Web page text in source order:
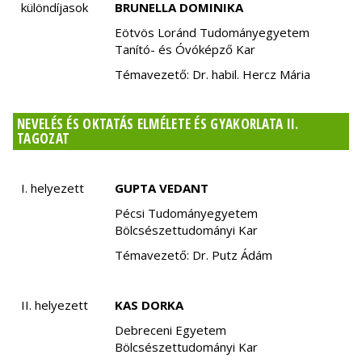
különdíjasok
BRUNELLA DOMINIKA
Eötvös Loránd Tudományegyetem
Tanító- és Óvóképző Kar
Témavezető: Dr. habil. Hercz Mária
NEVELÉS ÉS OKTATÁS ELMÉLETE ÉS GYAKORLATA II.
TAGOZAT
I. helyezett
GUPTA VEDANT
Pécsi Tudományegyetem
Bölcsészettudományi Kar
Témavezető: Dr. Putz Ádám
II. helyezett
KAS DORKA
Debreceni Egyetem
Bölcsészettudományi Kar